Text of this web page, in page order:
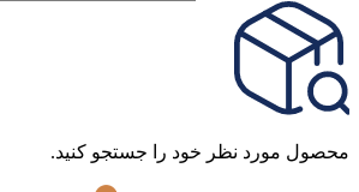
محصول مورد نظر خود را جستجو کنید.